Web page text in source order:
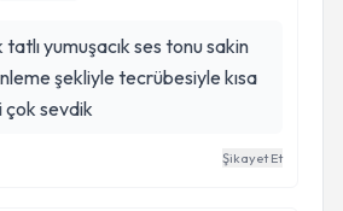
tatlı yumuşacık ses tonu sakin
şekliyle tecrübesiyle kısa
çok sevdik
Şikayet Et